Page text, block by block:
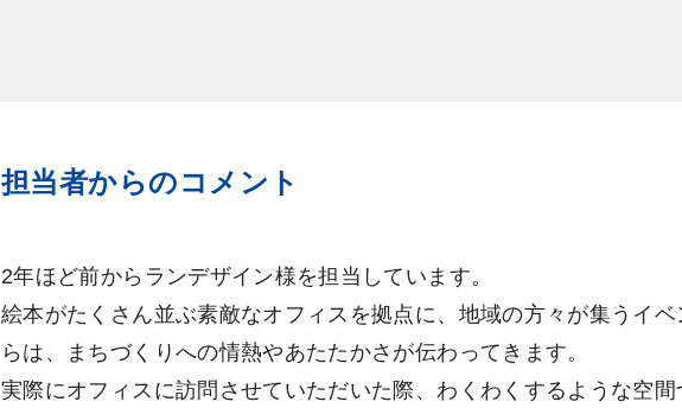
担当者からのコメント
2年ほど前からランデザイン様を担当しています。
絵本がたくさん並ぶ素敵なオフィスを拠点に、地域の方々が集うイ
らは、まちづくりへの情熱やあたたかさが伝わってきます。
実際にオフィスに訪問させていただいた際、わくわくするような空間